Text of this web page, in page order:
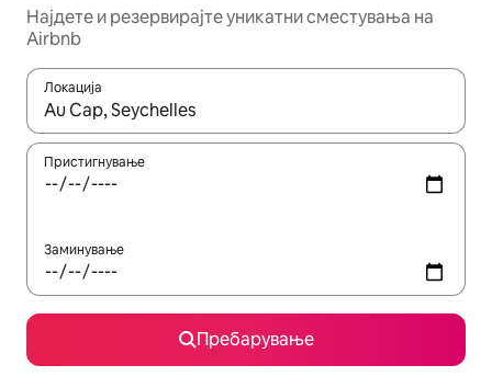
Најдете и резервирајте уникатни сместувања на
Airbnb
Локација
Кога резултатите се достапни, движете се со копчињата
Пристигнување
Заминување
Пребарување